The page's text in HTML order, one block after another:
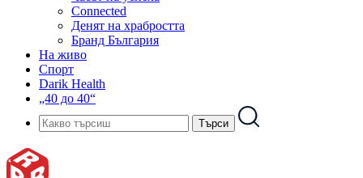
Connected
Денят на храбростта
Бранд България
На живо
Спорт
Darik Health
„40 до 40“